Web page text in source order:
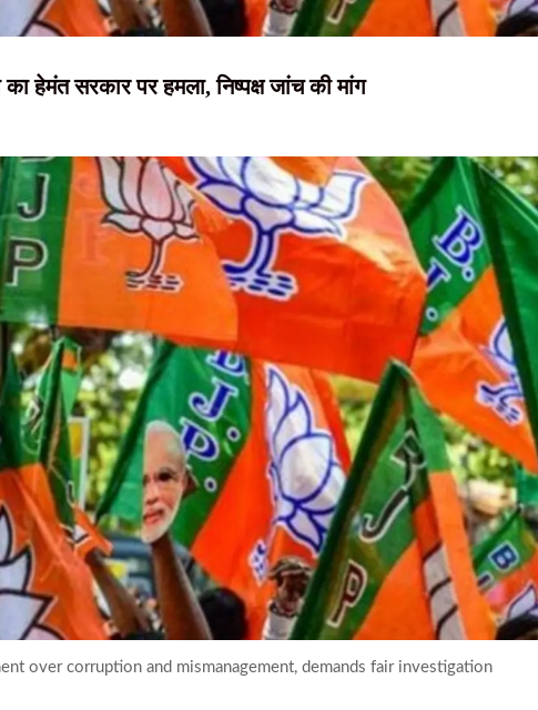
हेमंत सरकार पर हमला, निष्पक्ष जांच की मांग
over corruption and mismanagement, demands fair investigation